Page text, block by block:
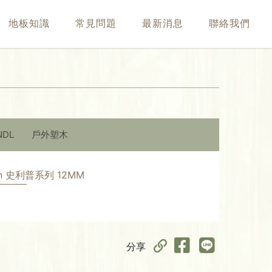
地板知識 常見問題 最新消息 聯絡我們
戶外塑木
利普系列 12MM
分享